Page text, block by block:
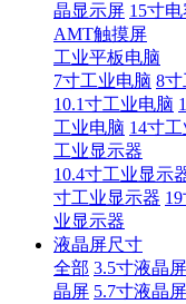
晶显示屏 15寸
AMT触摸屏
工业平板电脑
7寸工业电脑 8
10.1寸工业电脑
工业电脑 14寸
工业显示器
10.4寸工业显示
寸工业显示器
业显示器
液晶屏尺寸
全部 3.5寸液晶屏
晶屏 5.7寸液晶屏